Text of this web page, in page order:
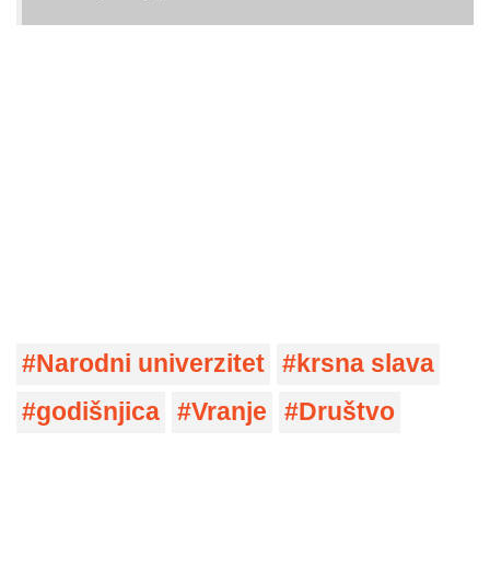
Narodni univerzitet
krsna slava
godišnjica
Vranje Društvo